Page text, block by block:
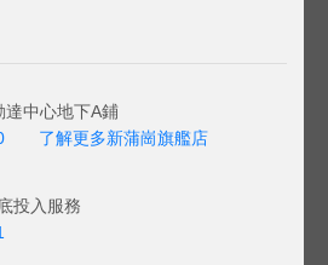
達中心地下A鋪
了解更多新蒲崗旗艦店
投入服務